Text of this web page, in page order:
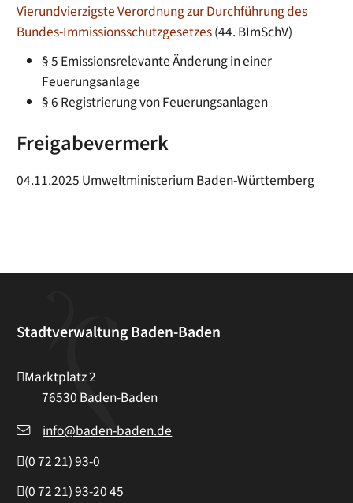
Vierundvierzigste Verordnung zur Durchführung des
Bundes-Immissionsschutzgesetzes(44. BImSchV)
§ 5 Emissionsrelevante Änderung in einer
Feuerungsanlage
§ 6 Registrierung von Feuerungsanlagen
Freigabevermerk
04.11.2025 Umweltministerium Baden-Württemberg
Stadtverwaltung Baden-Baden
Marktplatz 2
76530 Baden-Baden
info@baden-baden.de
(07221) 93-0
(07221) 93-2045